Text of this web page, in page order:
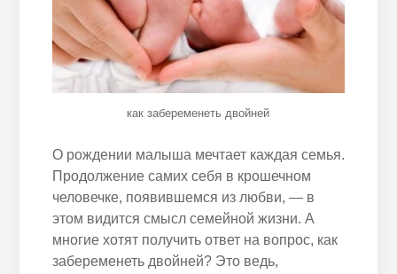
как забеременеть двойней
О рождении малыша мечтает каждая семья.
Продолжение самих себя в крошечном
человечке, появившемся из любви, — в
этом видится смысл семейной жизни. А
многие хотят получить ответ на вопрос, как
забеременеть двойней? Это ведь,